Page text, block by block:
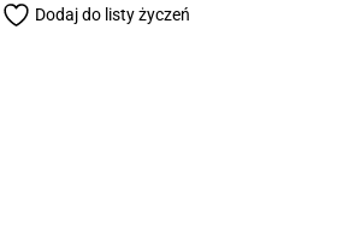
Dodaj do listy życzeń